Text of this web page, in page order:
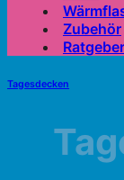
Zubehör
Ratgeber
Tagesdecken